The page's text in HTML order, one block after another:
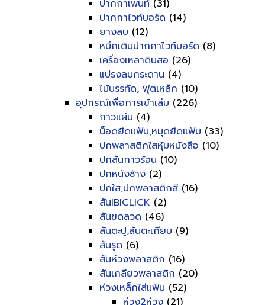
ปากกาเพนท์ (31)
ปากกาไวท์บอร์ด (14)
ยางลบ (12)
หมึกเติมปากกาไวท์บอร์ด (8)
เครื่องเหลาดินสอ (26)
แปรงลบกระดาน (4)
ไม้บรรทัด, ฟุตเหล็ก (10)
อุปกรณ์เพื่อการเข้าเล่ม (226)
กาวแผ่น (4)
น็อดยึดแฟ้ม,หมุดยึดแฟ้ม (33)
ปกพลาสติกใสหุ้มหนังสือ (10)
ปกสันกาวร้อน (10)
ปกหนังช้าง (2)
ปกใส,ปกพลาสติกสี (16)
สันIBICLICK (2)
สันขดลวด (46)
สันตะปู,สันตะเกียบ (9)
สันรูด (6)
สันห่วงพลาสติก (16)
สันเกลียวพลาสติก (20)
ห่วงเหล็กใส่แฟ้ม (52)
ห่วง2ห่วง (21)